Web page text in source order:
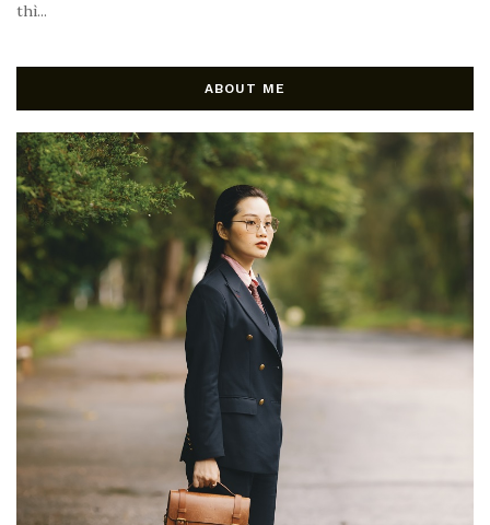
thì...
ABOUT ME